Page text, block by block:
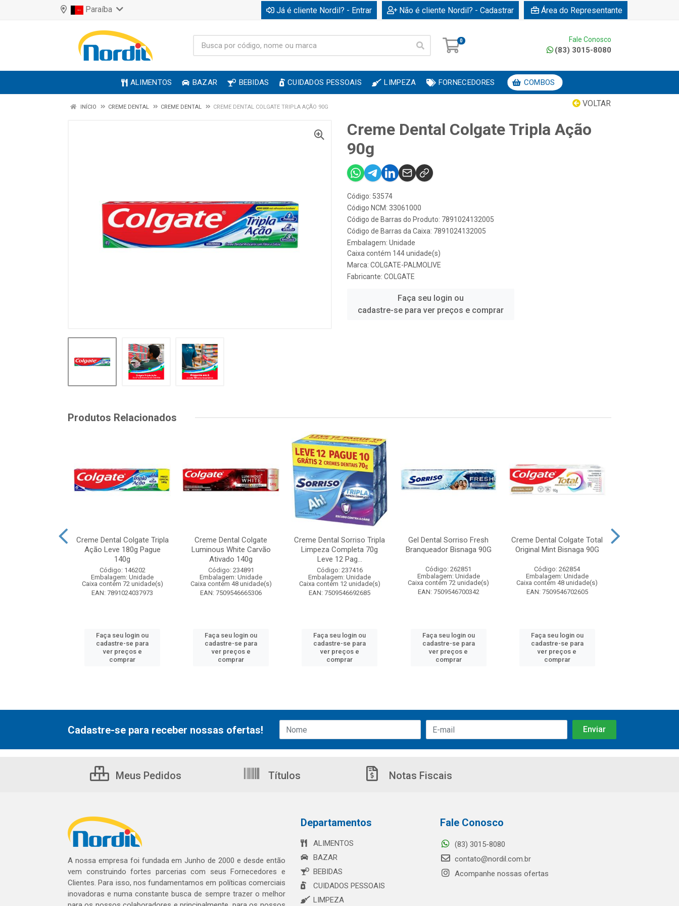
Paraíba Já é cliente Nordil? - Entrar Não é cliente Nordil? - Cadastrar Área do Representante
0 Fale Conosco
(83) 3015-8080
ALIMENTOS BAZAR BEBIDAS CUIDADOS PESSOAIS LIMPEZA FORNECEDORES COMBOS
VOLTAR
INÍCIO CREME DENTAL CREME DENTAL CREME DENTAL COLGATE TRIPLA AÇÃO 90G
Creme Dental Colgate Tripla Ação
90g
Código: 53574
Código NCM: 33061000
Código de Barras do Produto: 7891024132005
Código de Barras da Caixa: 7891024132005
Embalagem: Unidade
Caixa contém 144 unidade(s)
Marca: COLGATE-PALMOLIVE
Fabricante: COLGATE
Faça seu login ou
cadastre-se para ver preços e comprar
Produtos Relacionados
Colgate Tripla
Creme Dental Colgate Tripla
Ação Leve 180g Pague
140g
Código: 146202
Embalagem: Unidade
Caixa contém 72 unidade(s)
EAN: 7891024037973
Faça seu login ou
cadastre-se para
ver preços e
comprar
Creme Dental Colgate
Luminous White Carvão
Ativado 140g
Código: 234891
Embalagem: Unidade
Caixa contém 48 unidade(s)
EAN: 7509546665306
Faça seu login ou
cadastre-se para
ver preços e
comprar
Creme Dental Sorriso Tripla
Limpeza Completa 70g
Leve 12 Pag...
Código: 237416
Embalagem: Unidade
Caixa contém 12 unidade(s)
EAN: 7509546692685
Faça seu login ou
cadastre-se para
ver preços e
comprar
Gel Dental Sorriso Fresh
Branqueador Bisnaga 90G
Código: 262851
Embalagem: Unidade
Caixa contém 72 unidade(s)
EAN: 7509546700342
Faça seu login ou
cadastre-se para
ver preços e
comprar
Creme Dental Colgate Total
Original Mint Bisnaga 90G
Código: 262854
Embalagem: Unidade
Caixa contém 48 unidade(s)
EAN: 7509546702605
Faça seu login ou
cadastre-se para
ver preços e
comprar
Cadastre-se para receber nossas ofertas!
Meus Pedidos Títulos Notas Fiscais
A nossa empresa foi fundada em Junho de 2000 e desde então
vem construindo fortes parcerias com seus Fornecedores e
Clientes. Para isso, nos fundamentamos em políticas comerciais
inovadoras e numa constante busca de sempre trazer o melhor
Departamentos
ALIMENTOS
BAZAR
BEBIDAS
CUIDADOS PESSOAIS
LIMPEZA
Fale Conosco
(83) 3015-8080
contato@nordil.com.br
Acompanhe nossas ofertas